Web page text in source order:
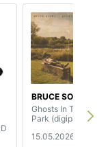
BRUCE SOORD
Ghosts In The
Park (digipak)
15.05.2026